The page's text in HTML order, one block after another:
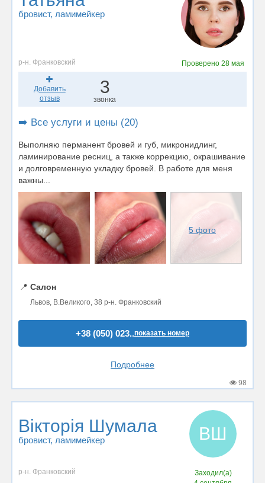
бровист, ламимейкер
р-н. Франковский Проверено28 мая
Добавить
отзыв
3
звонка
➡️ Все услуги и цены (20)
Выполняю перманент бровей и губ, микронидлинг,
ламинирование ресниц, а также коррекцию, окрашивание
и долговременную укладку бровей. В работе для меня
важны...
5 фото
📍 Салон
Львов, В.Великого, 38 р-н. Франковский
+38 (050) 023..показать номер
Подробнее
98
Вікторія Шумала
бровист, ламимейкер ВШ
р-н. Франковский
Заходил(а)